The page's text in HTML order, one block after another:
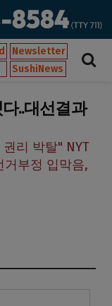
Newsletter
SushiNews
..대선결과
리 박탈" NYT
부정 입막음,